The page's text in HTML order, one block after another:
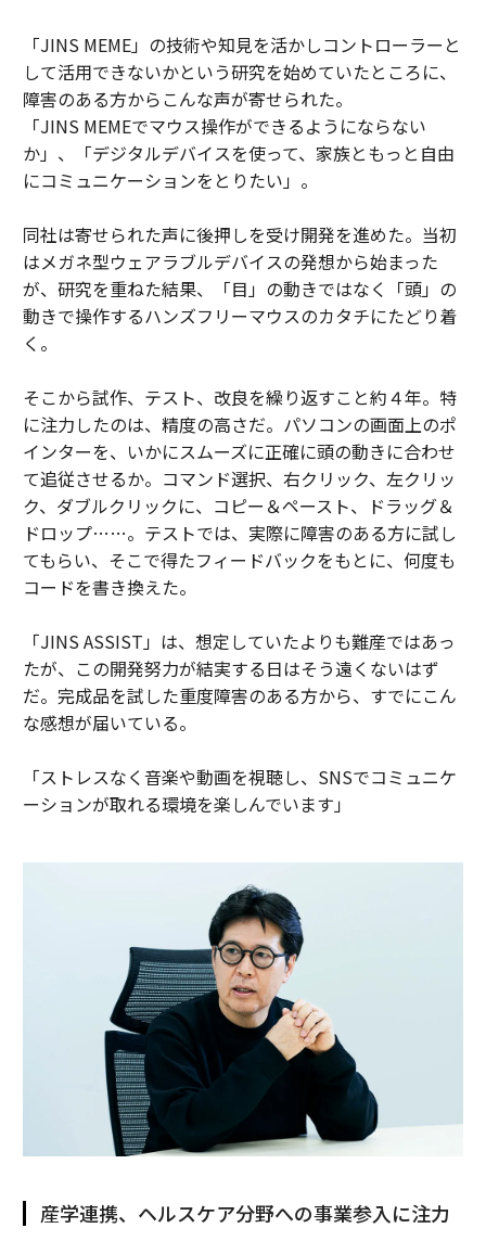
「JINS MEME」の技術や知見を活かしコントローラーと
して活用できないかという研究を始めていたところに、
障害のある方からこんな声が寄せられた。
「JINS MEMEでマウス操作ができるようにならない
か」、「デジタルデバイスを使って、家族ともっと自由
にコミュニケーションをとりたい」。
同社は寄せられた声に後押しを受け開発を進めた。当初
はメガネ型ウェアラブルデバイスの発想から始まった
が、研究を重ねた結果、「目」の動きではなく「頭」の
動きで操作するハンズフリーマウスのカタチにたどり着
く。
そこから試作、テスト、改良を繰り返すこと約４年。特
に注力したのは、精度の高さだ。パソコンの画面上のポ
インターを、いかにスムーズに正確に頭の動きに合わせ
て追従させるか。コマンド選択、右クリック、左クリッ
ク、ダブルクリックに、コピー＆ペースト、ドラッグ＆
ドロップ……。テストでは、実際に障害のある方に試し
てもらい、そこで得たフィードバックをもとに、何度も
コードを書き換えた。
「JINS ASSIST」は、想定していたよりも難産ではあっ
たが、この開発努力が結実する日はそう遠くないはず
だ。完成品を試した重度障害のある方から、すでにこん
な感想が届いている。
「ストレスなく音楽や動画を視聴し、SNSでコミュニケ
ーションが取れる環境を楽しんでいます」
産学連携、ヘルスケア分野への事業参入に注力